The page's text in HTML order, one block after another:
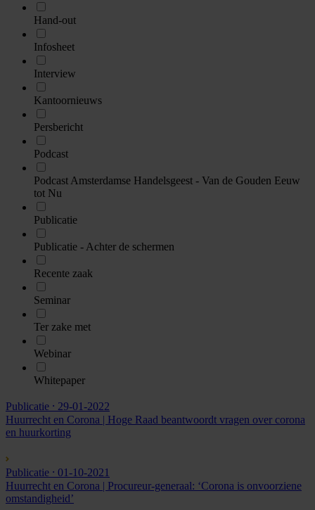
Hand-out
Infosheet
Interview
Kantoornieuws
Persbericht
Podcast
Podcast Amsterdamse Handelsgeest - Van de Gouden Eeuw
tot Nu
Publicatie
Publicatie - Achter de schermen
Recente zaak
Seminar
Ter zake met
Webinar
Whitepaper
Publicatie ⸱ 29-01-2022
Huurrecht en Corona | Hoge Raad beantwoordt vragen over corona
en huurkorting
Publicatie ⸱ 01-10-2021
Huurrecht en Corona | Procureur-generaal: ‘Corona is onvoorziene
omstandigheid’